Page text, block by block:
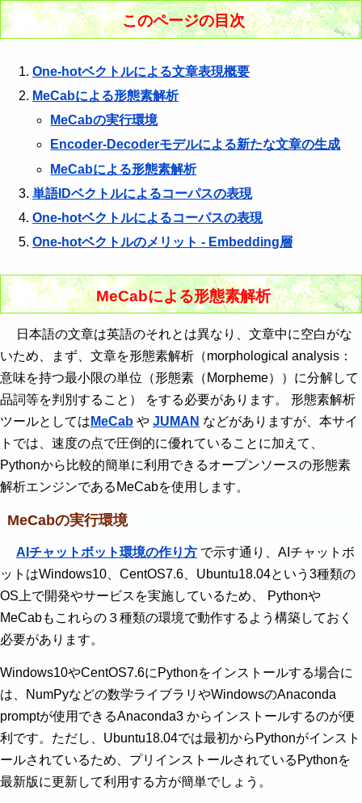
このページの目次
One-hotベクトルによる文章表現概要
MeCabによる形態素解析
MeCabの実行環境
Encoder-Decoderモデルによる新たな文章の生成
MeCabによる形態素解析
単語IDベクトルによるコーパスの表現
One-hotベクトルによるコーパスの表現
One-hotベクトルのメリット - Embedding層
MeCabによる形態素解析
日本語の文章は英語のそれとは異なり、文章中に空白がな
いため、まず、文章を形態素解析（morphological analysis：
意味を持つ最小限の単位（形態素（Morpheme））に分解して
品詞等を判別すること） をする必要があります。 形態素解析
ツールとしては MeCab や JUMAN などがありますが、本サイ
トでは、速度の点で圧倒的に優れていることに加えて、
Pythonから比較的簡単に利用できるオープンソースの形態素
解析エンジンであるMeCabを使用します。
MeCabの実行環境
AIチャットボット環境の作り方 で示す通り、AIチャットボ
ットはWindows10、CentOS7.6、Ubuntu18.04という3種類の
OS上で開発やサービスを実施しているため、 Pythonや
MeCabもこれらの３種類の環境で動作するよう構築しておく
必要があります。
Windows10やCentOS7.6にPythonをインストールする場合に
は、NumPyなどの数学ライブラリやWindowsのAnaconda
promptが使用できるAnaconda3 からインストールするのが便
利です。ただし、Ubuntu18.04では最初からPythonがインスト
ールされているため、プリインストールされているPythonを
最新版に更新して利用する方が簡単でしょう。